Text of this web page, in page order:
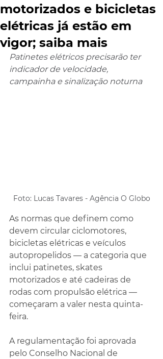
motorizados e bicicletas
elétricas já estão em
vigor; saiba mais
Patinetes elétricos precisarão ter
indicador de velocidade,
campainha e sinalização noturna
Foto: Lucas Tavares - Agência O Globo
As normas que definem como
devem circular ciclomotores,
bicicletas elétricas e veículos
autopropelidos — a categoria que
inclui patinetes, skates
motorizados e até cadeiras de
rodas com propulsão elétrica —
começaram a valer nesta quinta-
feira.
A regulamentação foi aprovada
pelo Conselho Nacional de